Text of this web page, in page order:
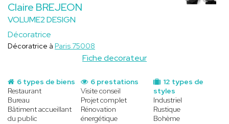
Claire BREJEON
VOLUME2 DESIGN
Décoratrice
Fiche decorateur
Décoratrice à Paris 75008
6 types de biens
Restaurant
Bureau
Bâtiment accueillant
du public
12 types de
styles
Industriel
Rustique
Bohème
6 prestations
Visite conseil
Projet complet
Rénovation
énergétique